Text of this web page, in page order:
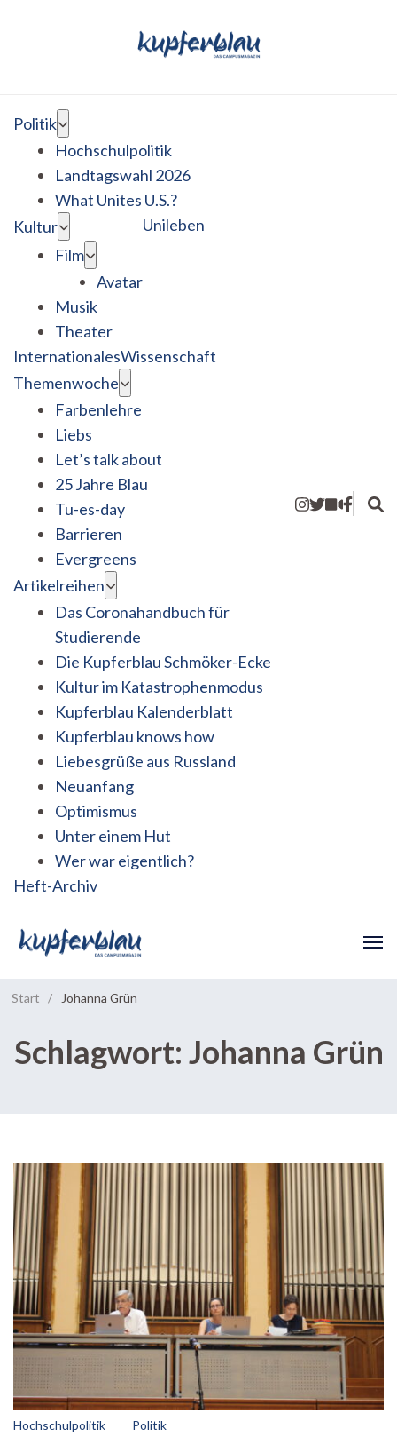
Politik
Hochschulpolitik
Landtagswahl 2026
What Unites U.S.?
Kultur
Film
Avatar
Musik
Theater
Unileben
InternationalesWissenschaft
Themenwoche
Farbenlehre
Liebs
Let’s talk about
25 Jahre Blau
Tu-es-day
Barrieren
Evergreens
Artikelreihen
Das Coronahandbuch für
Studierende
Die Kupferblau Schmöker-Ecke
Kultur im Katastrophenmodus
Kupferblau Kalenderblatt
Kupferblau knows how
Liebesgrüße aus Russland
Neuanfang
Optimismus
Unter einem Hut
Wer war eigentlich?
Heft-Archiv
Start / Johanna Grün
Schlagwort: Johanna Grün
Hochschulpolitik Politik